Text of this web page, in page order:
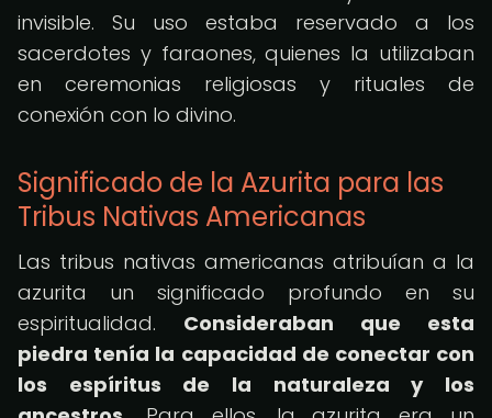
invisible. Su uso estaba reservado a los
sacerdotes y faraones, quienes la utilizaban
en ceremonias religiosas y rituales de
conexión con lo divino.
Significado de la Azurita para las
Tribus Nativas Americanas
Las tribus nativas americanas atribuían a la
azurita un significado profundo en su
espiritualidad. Consideraban que esta
piedra tenía la capacidad de conectar con
los espíritus de la naturaleza y los